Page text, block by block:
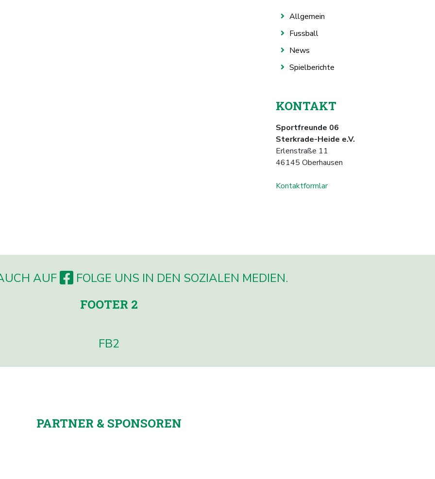
Allgemein
Fussball
News
Spielberichte
KONTAKT
Sportfreunde 06
Sterkrade-Heide e.V.
Erlenstraße 11
46145 Oberhausen
Kontaktformlar
AUF
FOLGE UNS IN DEN SOZIALEN MEDIEN.
FOOTER 2
FB2
PARTNER & SPONSOREN